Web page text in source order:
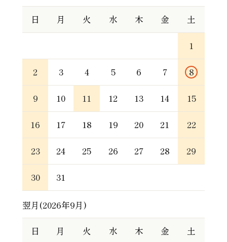
日 月 火 水 木 金 土
1
2 3 4 5 6 7 8
9 10 11 12 13 14 15
16 17 18 19 20 21 22
23 24 25 26 27 28 29
30 31
翌月(2026年9月)
日 月 火 水 木 金 土